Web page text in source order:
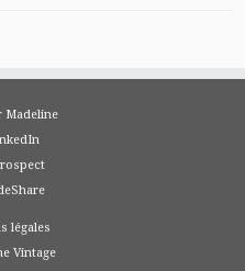
Madeline
légales
Vintage